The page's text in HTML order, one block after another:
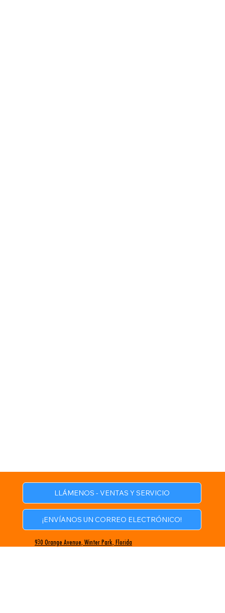
LLÁMENOS - VENTAS Y SERVICIO
¡ENVÍANOS UN CORREO ELECTRÓNICO!
930 Orange Avenue, Winter Park, Florida